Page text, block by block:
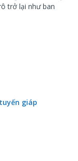
trở lại như ban
giáp